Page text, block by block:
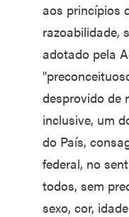
aos princípios
razoabilidade,
adotado pela
desprovido de
inclusive, um
do País,
federal, no
todos, sem
sexo, cor,